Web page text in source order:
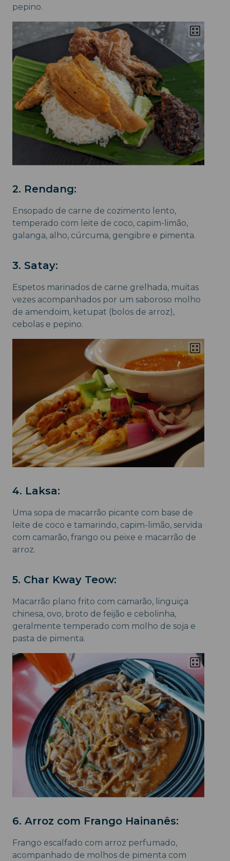
pepino.
2. Rendang:
Ensopado de carne de cozimento lento,
temperado com leite de coco, capim-limão,
galanga, alho, cúrcuma, gengibre e pimenta.
3. Satay:
Espetos marinados de carne grelhada, muitas
vezes acompanhados por um saboroso molho
de amendoim, ketupat (bolos de arroz),
cebolas e pepino.
4. Laksa:
Uma sopa de macarrão picante com base de
leite de coco e tamarindo, capim-limão, servida
com camarão, frango ou peixe e macarrão de
arroz.
5. Char Kway Teow:
Macarrão plano frito com camarão, linguiça
chinesa, ovo, broto de feijão e cebolinha,
geralmente temperado com molho de soja e
pasta de pimenta.
6. Arroz com Frango Hainanês:
Frango escalfado com arroz perfumado,
acompanhado de molhos de pimenta com